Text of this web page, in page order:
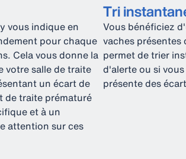
vous indique en
pour chaque
Cela vous donne la
votre salle de traite
un écart de
de traite prématuré
et à un
attention sur ces
Tri
Vous bénéficiez
vaches présentes
permet de trier
d'alerte ou si
présente des